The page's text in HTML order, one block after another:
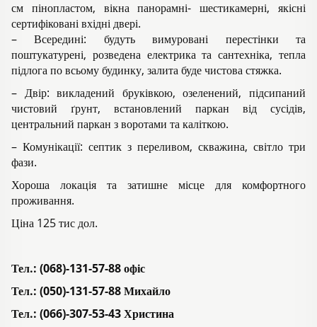
см пінопластом, вікна панорамні- шестикамерні, якісні
сертифіковані вхідні двері.
– Всередині: будуть вимуровані перестінки та
поштукатурені, розведена електрика та сантехніка, тепла
підлога по всьому будинку, залита буде чистова стяжка.
– Двір: викладений бруківкою, озеленений, підсипаний
чистовий ґрунт, встановлений паркан від сусідів,
центральний паркан з воротами та каліткою.
– Комунікації: септик з переливом, скважина, світло три
фази.
Хороша локація та затишне місце для комфортного
проживання.
Ціна 125 тис дол.
Тел.: (068)-131-57-88 офіс
Тел.: (050)-131-57-88 Михайло
Тел.: (066)-307-53-43 Христина